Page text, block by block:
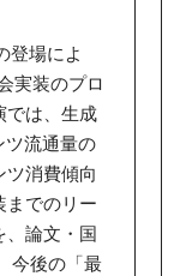
登場によ
実装のプロ
では、生成
ツ流通量の
消費傾向
までのリー
、論文・国
今後の「最